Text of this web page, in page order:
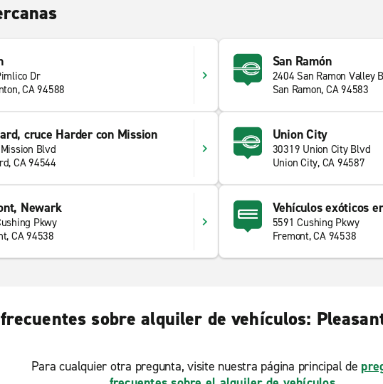
Dr
CA 94588
San Ramón
2404 San Ramon Valley
San Ramon, CA 94583
cruce Harder con Mission
Blvd
CA 94544
Union City
30319 Union City Blvd
Union City, CA 94587
Newark
Pkwy
CA 94538
Vehículos exóticos
5591 Cushing Pkwy
Fremont, CA 94538
sobre alquiler de vehículos:
Para cualquier otra pregunta, visite nuestra página principal de